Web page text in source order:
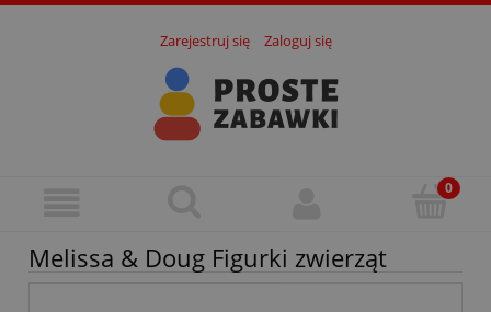
Zarejestruj się Zaloguj się
Melissa & Doug Figurki zwierząt